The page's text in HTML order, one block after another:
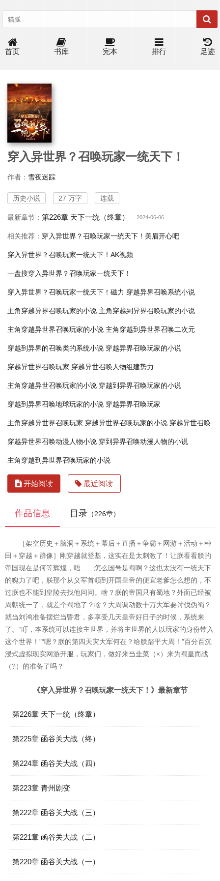
首页 书库 完本 排行 足迹
穿入异世界？召唤玩家一统天下！
作者： 雪夜迷踪
历史小说 27 万字 连载
最新章节： 第226章 天下一统（终章） 2024-06-06
相关推荐： 穿入异世界？召唤玩家一统天下！美眉开心吧
穿入异世界？召唤玩家一统天下！AK视频
一盘搜穿入异世界？召唤玩家一统天下！
穿入异世界？召唤玩家一统天下！磁力 穿越异界召唤系统小说
主角穿越异界召唤玩家的小说 主角穿越到异界召唤玩家的小说
主角穿越异世界召唤玩家的小说 主角穿越到异世界召唤二次元
穿越到异界的召唤类的系统小说 穿越异界召唤玩家的小说
穿越异世界召唤玩家 穿越异世召唤人物组建势力
主角穿越异世召唤玩家的小说 穿越到异界召唤玩家的小说
穿越到异界召唤地球玩家的小说 穿越异界召唤玩家
主角穿越异世界召唤玩家 穿越异世界召唤玩家的小说 穿越异世召唤
穿越异世界召唤动漫人物小说 穿到异界召唤动漫人物的小说
主角穿越到异世界召唤玩家的小说
开始阅读 最近阅读
作品信息 目录 （226章）
［架空历史＋脑洞＋系统＋幕后＋直播＋争霸＋网游＋活动＋种
田＋穿越＋群像］刚穿越就登基，这实在是太刺激了！让朕看看朕的
帝国现在是何等辉煌，唔……怎么国号是蜀啊？这也太没有一统天下
的魄力了吧，朕那个从义军首领到开国皇帝的便宜老爹怎么想的，不
过朕也不能到皇陵去找他问问。啥？朕的帝国只有蜀地？外面已经被
周朝统一了，就差个蜀地了？啥？大周调动数十万大军要讨伐伪蜀？
就当刘鸿准备摆烂当昏君，多享受几天皇帝好日子的时候，系统来
了。“叮，本系统可以连接主世界，并将主世界的人以玩家的身份带入
这个世界！”“嗯？朕的第四天灾大军何在？给朕踏平大周！”百分百沉
浸式虚拟现实网游开服，玩家们，做好来当韭菜（×）来为蜀皇而战
（?）的准备了吗？
《穿入异世界？召唤玩家一统天下！》最新章节
第226章 天下一统（终章）
第225章 函谷关大战（终）
第224章 函谷关大战（四）
第223章 青州剧变
第222章 函谷关大战（三）
第221章 函谷关大战（二）
第220章 函谷关大战（一）